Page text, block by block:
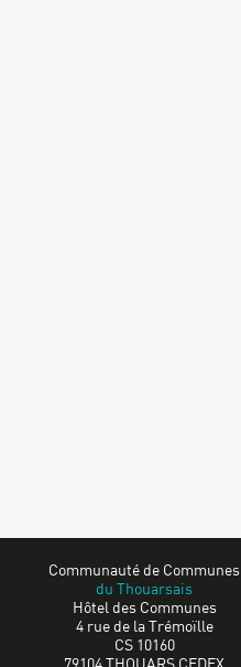
Communauté de Communes
du Thouarsais
Hôtel des Communes
4 rue de la Trémoïlle
CS 10160